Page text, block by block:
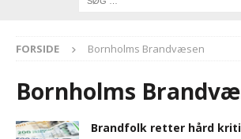
FORSIDE Bornholms Brandvæsen
Bornholms
Brandfolk retter hård